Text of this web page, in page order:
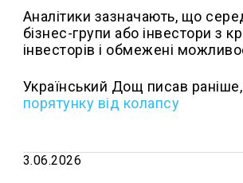
Аналітики зазначають, що
бізнес-групи або інвестори з
інвесторів і обмежені
Український Дощ писав
порятунку від колапсу
3.06.2026